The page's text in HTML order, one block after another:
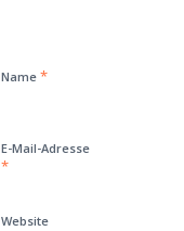
Name *
E-Mail-Adresse
*
Website